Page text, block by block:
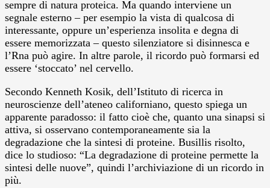
sempre di natura proteica. Ma quando interviene un
segnale esterno – per esempio la vista di qualcosa di
interessante, oppure un’esperienza insolita e degna di
essere memorizzata – questo silenziatore si disinnesca e
l’Rna può agire. In altre parole, il ricordo può formarsi ed
essere ‘stoccato’ nel cervello.
Secondo Kenneth Kosik, dell’Istituto di ricerca in
neuroscienze dell’ateneo californiano, questo spiega un
apparente paradosso: il fatto cioè che, quanto una sinapsi si
attiva, si osservano contemporaneamente sia la
degradazione che la sintesi di proteine. Busillis risolto,
dice lo studioso: “La degradazione di proteine permette la
sintesi delle nuove”, quindi l’archiviazione di un ricordo in
più.